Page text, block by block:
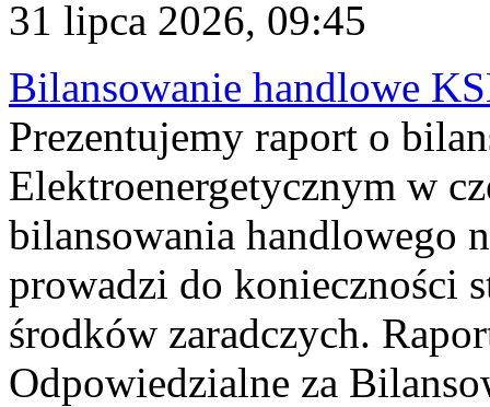
31 lipca 2026, 09:45
Bilansowanie handlowe
Prezentujemy raport o
Elektroenergetycznym w
bilansowania handlowego
prowadzi do konieczności
środków zaradczych.
Odpowiedzialne za